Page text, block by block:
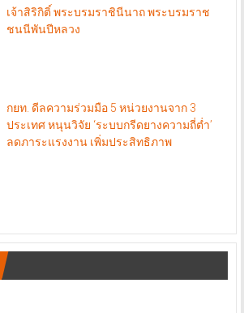
เจ้าสิริกิติ์ พระบรมราชินีนาถ พระบรมราช
ชนนีพันปีหลวง
กยท. ดีลความร่วมมือ 5 หน่วยงานจาก 3
ประเทศ หนุนวิจัย ‘ระบบกรีดยางความถี่ต่ำ’
ลดภาระแรงงาน เพิ่มประสิทธิภาพ